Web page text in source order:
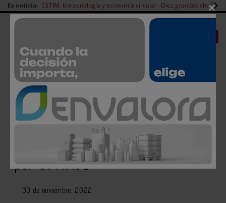
Es noticia: CETIM, biotecnología y economía circular Diez grandes chefs
Redes Sociales
Ainia desarrollará 12 proyectos
de I+D en 2023, respaldados
por el IVACE
30 de noviembre, 2022
×